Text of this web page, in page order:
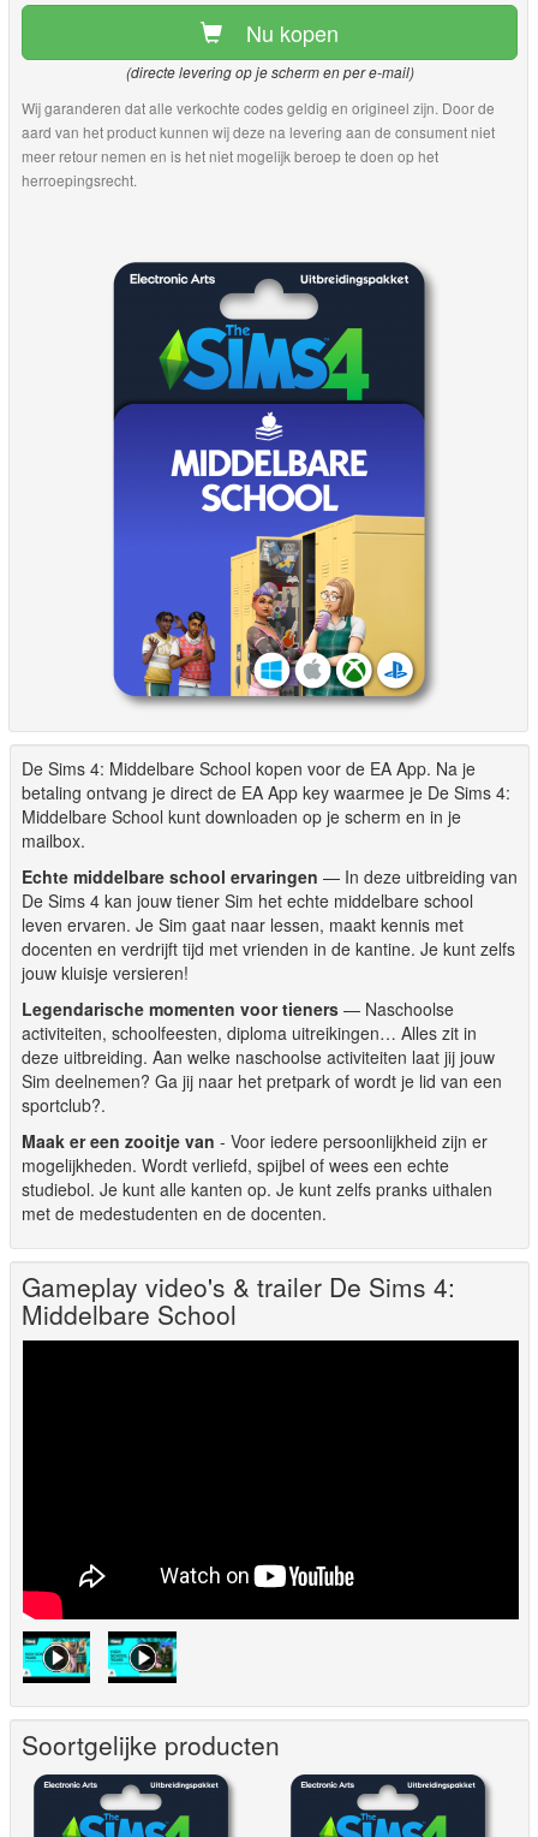
Nu kopen
(directe levering op je scherm en per e-mail)
Wij garanderen dat alle verkochte codes geldig en origineel zijn. Door de
aard van het product kunnen wij deze na levering aan de consument niet
meer retour nemen en is het niet mogelijk beroep te doen op het
herroepingsrecht.
De Sims 4: Middelbare School kopen voor de EA App. Na je
betaling ontvang je direct de EA App key waarmee je De Sims 4:
Middelbare School kunt downloaden op je scherm en in je
mailbox.
Echte middelbare school ervaringen — In deze uitbreiding van
De Sims 4 kan jouw tiener Sim het echte middelbare school
leven ervaren. Je Sim gaat naar lessen, maakt kennis met
docenten en verdrijft tijd met vrienden in de kantine. Je kunt zelfs
jouw kluisje versieren!
Legendarische momenten voor tieners — Naschoolse
activiteiten, schoolfeesten, diploma uitreikingen… Alles zit in
deze uitbreiding. Aan welke naschoolse activiteiten laat jij jouw
Sim deelnemen? Ga jij naar het pretpark of wordt je lid van een
sportclub?.
Maak er een zooitje van - Voor iedere persoonlijkheid zijn er
mogelijkheden. Wordt verliefd, spijbel of wees een echte
studiebol. Je kunt alle kanten op. Je kunt zelfs pranks uithalen
met de medestudenten en de docenten.
Gameplay video's & trailer De Sims 4:
Middelbare School
Soortgelijke producten